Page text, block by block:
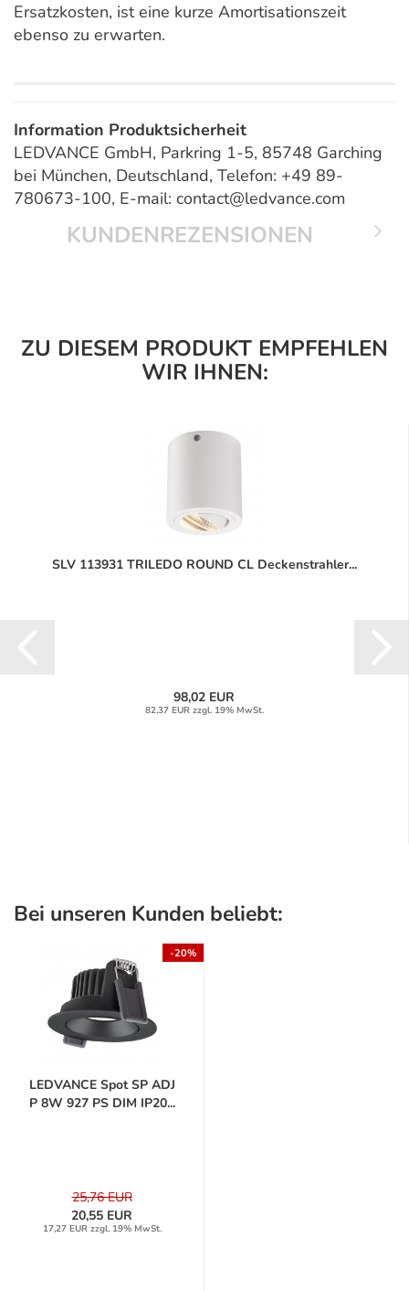
Ersatzkosten, ist eine kurze Amortisationszeit
ebenso zu erwarten.
Information Produktsicherheit
LEDVANCE GmbH, Parkring 1-5, 85748 Garching
bei München, Deutschland, Telefon: +49 89-
780673-100, E-mail: contact@ledvance.com
KUNDENREZENSIONEN
ZU DIESEM PRODUKT EMPFEHLEN
WIR IHNEN:
SLV 113931 TRILEDO ROUND CL Deckenstrahler...
98,02 EUR
82,37 EUR zzgl. 19% MwSt.
Bei unseren Kunden beliebt:
-20%
LEDVANCE Spot SP ADJ
P 8W 927 PS DIM IP20...
25,76 EUR
20,55 EUR
17,27 EUR zzgl. 19% MwSt.